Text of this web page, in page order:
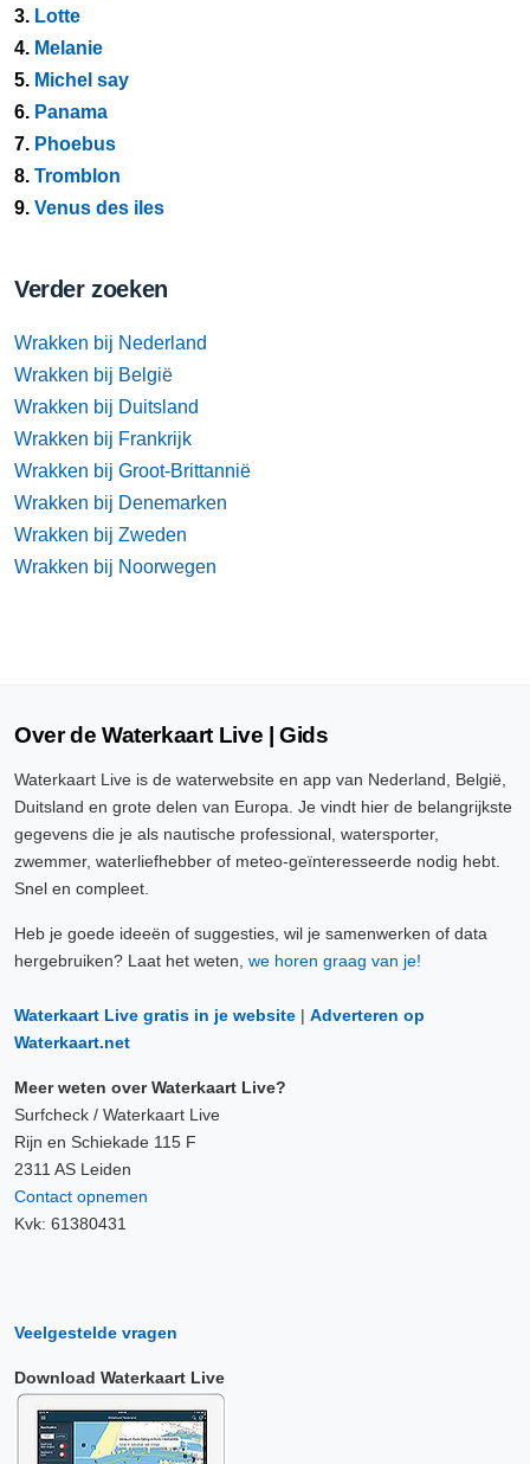
3. Lotte
4. Melanie
5. Michel say
6. Panama
7. Phoebus
8. Tromblon
9. Venus des iles
Verder zoeken
Wrakken bij Nederland
Wrakken bij België
Wrakken bij Duitsland
Wrakken bij Frankrijk
Wrakken bij Groot-Brittannië
Wrakken bij Denemarken
Wrakken bij Zweden
Wrakken bij Noorwegen
Over de Waterkaart Live | Gids
Waterkaart Live is de waterwebsite en app van Nederland, België,
Duitsland en grote delen van Europa. Je vindt hier de belangrijkste
gegevens die je als nautische professional, watersporter,
zwemmer, waterliefhebber of meteo-geïnteresseerde nodig hebt.
Snel en compleet.
Heb je goede ideeën of suggesties, wil je samenwerken of data
hergebruiken? Laat het weten, we horen graag van je!
Waterkaart Live gratis in je website | Adverteren op
Waterkaart.net
Meer weten over Waterkaart Live?
Surfcheck / Waterkaart Live
Rijn en Schiekade 115 F
2311 AS Leiden
Contact opnemen
Kvk: 61380431
Veelgestelde vragen
Download Waterkaart Live